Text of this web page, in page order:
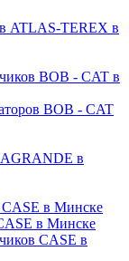
ATLAS-TEREX в
BOB - CAT в
BOB - CAT
в
CASE в Минске
в Минске
CASE в